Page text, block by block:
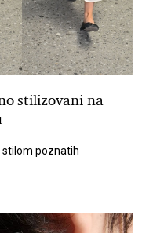
stilizovani na
stilom poznatih